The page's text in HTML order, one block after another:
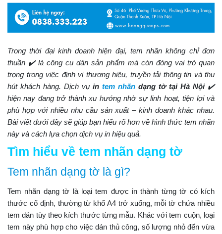
Trong thời đại kinh doanh hiện đại, tem nhãn không chỉ đơn
thuần ✔️ là công cụ dán sản phẩm mà còn đóng vai trò quan
trọng trong việc định vị thương hiệu, truyền tải thông tin và thu
hút khách hàng. Dịch vụ in tem nhãn dạng tờ tại Hà Nội✔️
hiện nay đang trở thành xu hướng nhờ sự linh hoạt, tiện lợi và
phù hợp với nhiều nhu cầu sản xuất – kinh doanh khác nhau.
Bài viết dưới đây sẽ giúp bạn hiểu rõ hơn về hình thức tem nhãn
này và cách lựa chọn dịch vụ in hiệu quả.
Tìm hiểu về tem nhãn dạng tờ
Tem nhãn dạng tờ là gì?
Tem nhãn dạng tờ là loại tem được in thành từng tờ có kích
thước cố định, thường từ khổ A4 trở xuống, mỗi tờ chứa nhiều
tem dán tùy theo kích thước từng mẫu. Khác với tem cuộn, loại
tem này phù hợp cho việc dán thủ công, số lượng nhỏ đến vừa